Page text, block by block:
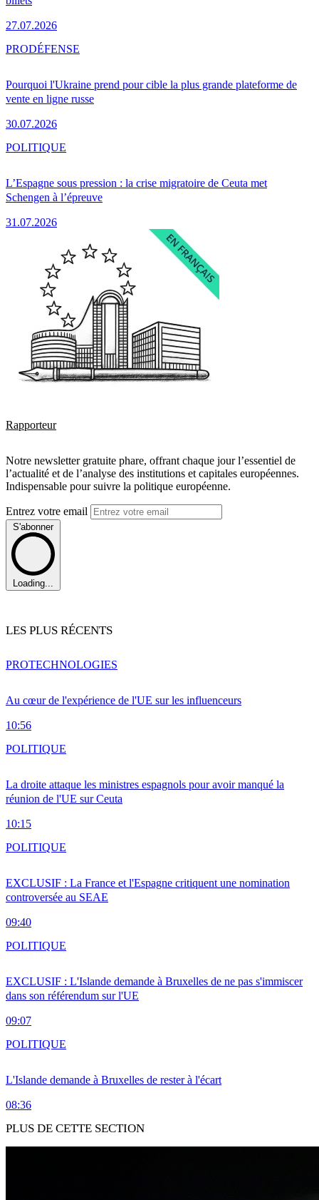
27.07.2026
Pourquoi l'Ukraine prend pour cible la plus grande plateforme de
vente en ligne russe
30.07.2026
PRODÉFENSE
L’Espagne sous pression : la crise migratoire de Ceuta met
Schengen à l’épreuve
31.07.2026
POLITIQUE
Rapporteur
Notre newsletter gratuite phare, offrant chaque jour l’essentiel de
l’actualité et de l’analyse des institutions et capitales européennes.
Indispensable pour suivre la politique européenne.
Entrez votre email
S'abonner
Loading...
LES PLUS RÉCENTS
Au cœur de l'expérience de l'UE sur les influenceurs
10:56
PROTECHNOLOGIES
La droite attaque les ministres espagnols pour avoir manqué la
réunion de l'UE sur Ceuta
10:15
POLITIQUE
EXCLUSIF : La France et l'Espagne critiquent une nomination
controversée au SEAE
09:40
POLITIQUE
EXCLUSIF : L'Islande demande à Bruxelles de ne pas s'immiscer
dans son référendum sur l'UE
09:07
POLITIQUE
L'Islande demande à Bruxelles de rester à l'écart
08:36
POLITIQUE
PLUS DE CETTE SECTION